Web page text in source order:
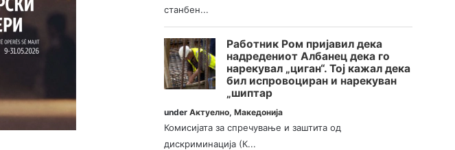
станбен...
Работник Ром пријавил дека
надредениот Албанец дека го
нарекувал „циган“. Тој кажал дека
бил испровоциран и нарекуван
„шиптар
underАктуелно,Македонија
Комисијата за спречување и заштита од
дискриминација (К...